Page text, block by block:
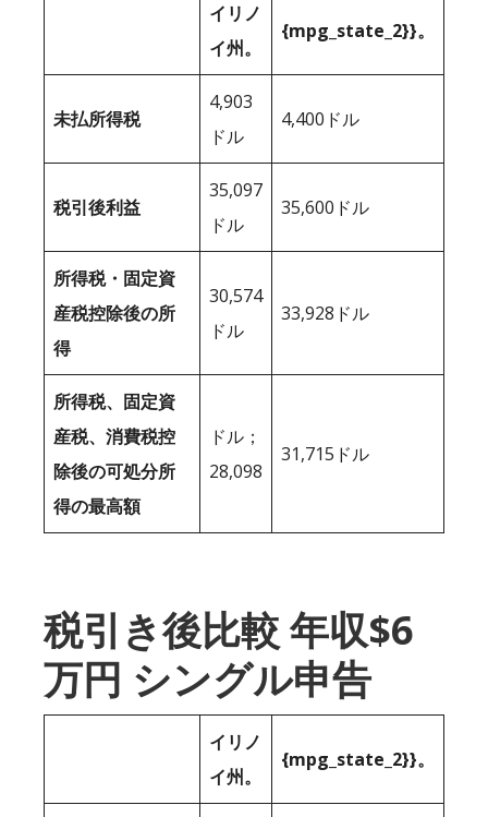
イリノ
イ州。
{mpg_state_2}}。
未払所得税
4,903
ドル
4,400ドル
税引後利益
35,097
ドル
35,600ドル
所得税・固定資
産税控除後の所
得
30,574
ドル
33,928ドル
所得税、固定資
産税、消費税控
除後の可処分所
得の最高額
ドル；
28,098
31,715ドル
税引き後比較 年収$6
万円 シングル申告
イリノ
イ州。
{mpg_state_2}}。